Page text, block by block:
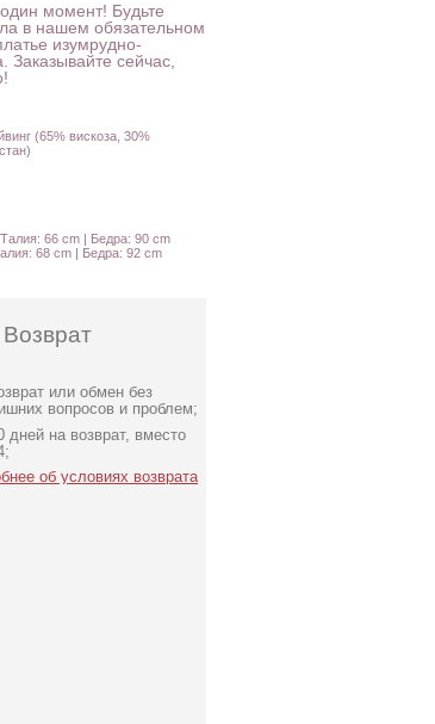
момент! Будьте
в нашем обязательном
изумрудно-
Заказывайте сейчас,
(65% вискоза, 30%
66 cm | Бедра: 90 cm
68 cm | Бедра: 92 cm
Возврат
или обмен без
вопросов и проблем;
дней на возврат, вместо
об условиях возврата